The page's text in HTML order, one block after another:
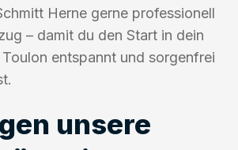
Herne gerne professionell
– damit du den Start in dein
entspannt und sorgenfrei
unsere